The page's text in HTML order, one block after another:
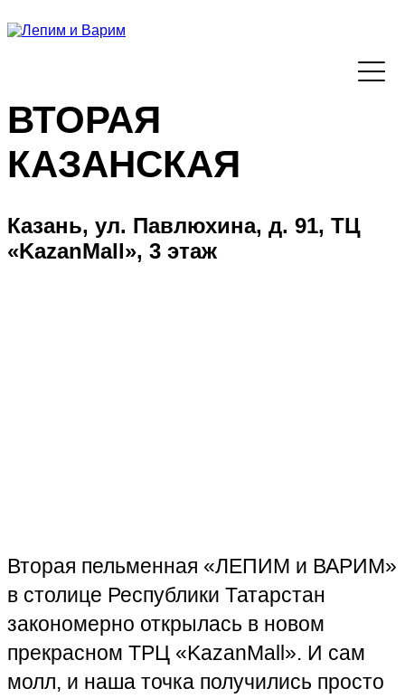
ВТОРАЯ
КАЗАНСКАЯ
Казань, ул. Павлюхина, д. 91, ТЦ
«KazanMall», 3 этаж
Вторая пельменная «ЛЕПИМ и ВАРИМ»
в столице Республики Татарстан
закономерно открылась в новом
прекрасном ТРЦ «KazanMall». И сам
молл, и наша точка получились просто